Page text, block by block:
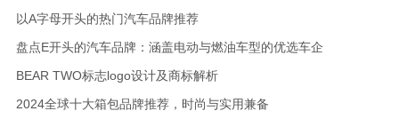
以A字母开头的热门汽车品牌推荐
盘点E开头的汽车品牌：涵盖电动与燃油车型的优选车企
BEAR TWO标志logo设计及商标解析
2024全球十大箱包品牌推荐，时尚与实用兼备